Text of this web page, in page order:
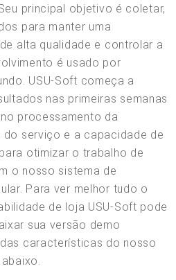
principal objetivo é coletar,
para manter uma
alta qualidade e controlar a
é usado por
USU-Soft começa a
nas primeiras semanas
processamento da
do serviço e a capacidade de
otimizar o trabalho de
o nosso sistema de
Para ver melhor tudo o
de loja USU-Soft pode
sua versão demo
características do nosso